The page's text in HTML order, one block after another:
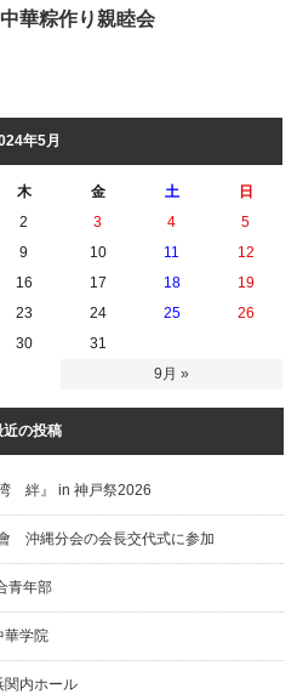
華粽作り親睦会
年5月
木 金 土 日
9月 »
2 3 4
5
9 10 11
12
16 17 18
19
23 24 25
26
30 31
近の投稿
絆』 in 神戸祭2026
沖縄分会の会長交代式に参加
青年部
華学院
内ホール